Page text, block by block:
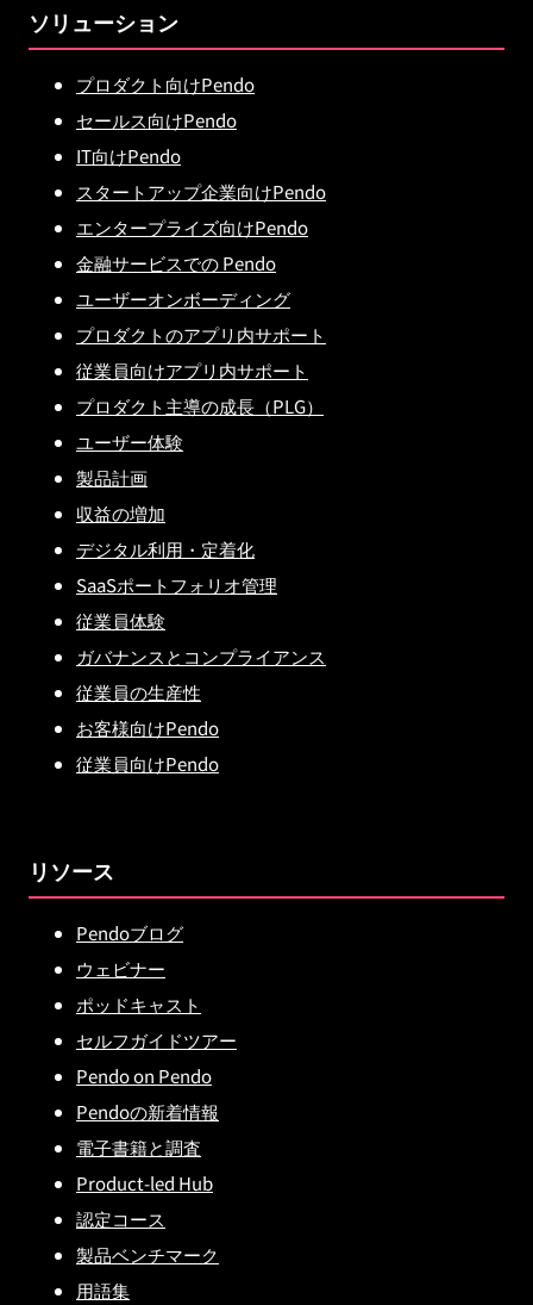
ソリューション
プロダクト向けPendo
セールス向けPendo
IT向けPendo
スタートアップ企業向けPendo
エンタープライズ向けPendo
金融サービスでの Pendo
ユーザーオンボーディング
プロダクトのアプリ内サポート
従業員向けアプリ内サポート
プロダクト主導の成長（PLG）
ユーザー体験
製品計画
収益の増加
デジタル利用・定着化
SaaSポートフォリオ管理
従業員体験
ガバナンスとコンプライアンス
従業員の生産性
お客様向けPendo
従業員向けPendo
リソース
Pendoブログ
ウェビナー
ポッドキャスト
セルフガイドツアー
Pendo on Pendo
Pendoの新着情報
電子書籍と調査
Product-led Hub
認定コース
製品ベンチマーク
用語集